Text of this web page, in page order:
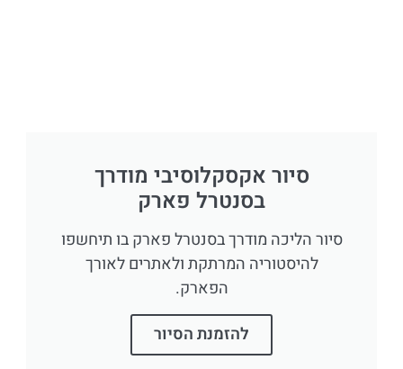
סיור אקסקלוסיבי מודרך
בסנטרל פארק
סיור הליכה מודרך בסנטרל פארק בו תיחשפו
להיסטוריה המרתקת ולאתרים לאורך
הפארק.
להזמנת הסיור